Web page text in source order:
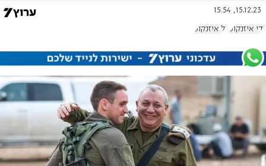
15.12.23, 15:54
גדי איזנקוט גל איזנקוט